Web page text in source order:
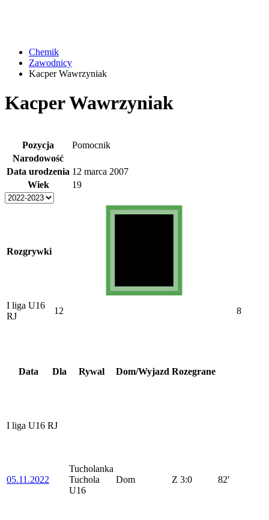
Chemik
Zawodnicy
Kacper Wawrzyniak
Kacper Wawrzyniak
Pozycja
Pomocnik
Narodowość
Data urodzenia 12 marca 2007
Wiek
19
Rozgrywki
I liga U16
RJ
12 8
Data Dla Rywal Dom/Wyjazd Rozegrane
I liga U16 RJ
05.11.2022
Tucholanka
Tuchola
U16
Dom Z 3:0 82′